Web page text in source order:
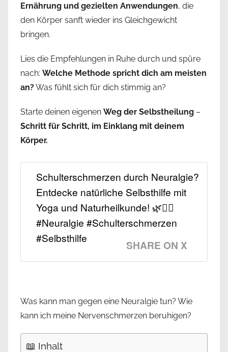
Ernährung und gezielten Anwendungen, die
den Körper sanft wieder ins Gleichgewicht
bringen.
Lies die Empfehlungen in Ruhe durch und spüre
nach: Welche Methode spricht dich am meisten
an?Was fühlt sich für dich stimmig an?
Starte deinen eigenen Weg der Selbstheilung –
Schritt für Schritt, im Einklang mit deinem
Körper.
Schulterschmerzen durch Neuralgie?
Entdecke natürliche Selbsthilfe mit
Yoga und Naturheilkunde! 🌿🧘‍♂️
#Neuralgie #Schulterschmerzen
#Selbsthilfe
SHARE ON X
Was kann man gegen eine Neuralgie tun? Wie
kann ich meine Nervenschmerzen beruhigen?
📖 Inhalt